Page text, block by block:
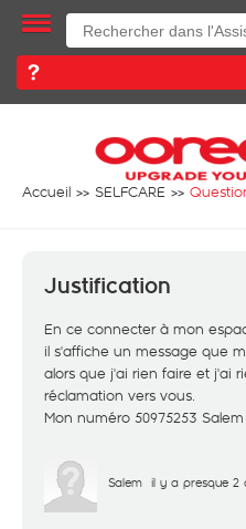
Accueil SELFCARE
Justification
En ce connecter à mon
il s'affiche un message que
alors que j'ai rien faire et j'ai
réclamation vers vous.
Mon numéro 50975253
Salem il y a presque 2